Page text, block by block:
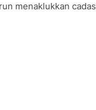
menaklukkan cadas